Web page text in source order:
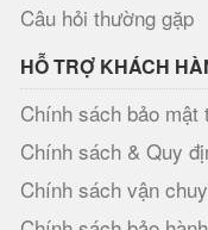
Câu hỏi thường gặp
HỖ TRỢ KHÁCH
Chính sách bảo mật
Chính sách & Quy
Chính sách vận